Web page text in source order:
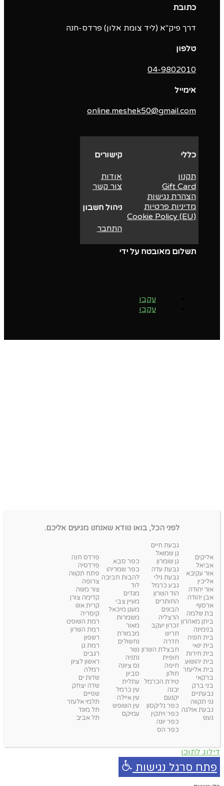
תשלום מאובטח על ידי
עקבו
עקבו
קישורים
אודות
צור קשר
ניהול חשבון
התחבר
כללי
תקנון
Gift Card
הצהרת נגישות
מדיניות פרטיות
Cookie Policy (EU)
כתובת
דרך פיק"א (ליד צומת אלון) פרדס-חנה
טלפון
04-9802010‬
אימייל
online.meshek50@gmail.com
לפני הכל, בואו נוודא שאנחנו מגיעים אליכם.
אליקים
אביאל
אור עקיבא
אליכין
אור יהודה
אבן יהודה
ארסוף
בת שלמה
ביתן מאהרון
בנימינה
בית חנניה
בית ינאי
בית חירות
בית יהושוע
בית אליעזר
ברקאי
בני ברק
גבעתיים
גני תקווה
גבעת אולגה
געש
גבעת חיים
גן שמואל
גן שומרון
גבעת עדה
גבעת נילי
גבע כרמל
הוד השרון
החותרים
הבונים
הרצליה
זכרון יעקב
חריש
חדרה
חבצלת השרון
חופית
חיפה
חולון
טירת הכרמל
יבנה
יקנעם
כפר גליקסון
כפר ויתקין
כפר יונה
כפר הס
כפר סבא
כפר שמריהו
להבות חביבה
לוד
מגדים
מעיין צבי
מעגן מיכאל
משמרות
מאור
מכמורת
נחשולים
נשר
נתניה
נס ציונה
סביון
עתלית
עין כרמל
עין איילה
עין השופש
עמיקם
פרדס חנה
פרדסיה
פתח תקווה
צרופה
צור משה
קדימה צורן
קרית אונו
קיסריה
רמת השופט
רמת השרון
רשפון
רמת גן
רגבים
ראשון לציון
רמלה
שדות ים
שדה יצחק
שפיים
תלמי אלעזר
תל מונד
תל אביב
דילוג לתוכן
פתח סרגל נגישות